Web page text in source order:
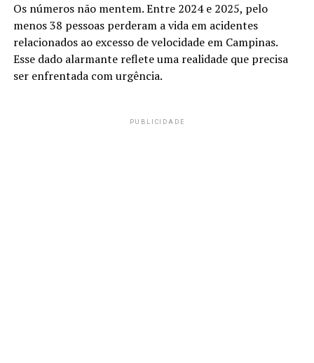
Os números não mentem. Entre 2024 e 2025, pelo
menos 38 pessoas perderam a vida em acidentes
relacionados ao excesso de velocidade em Campinas.
Esse dado alarmante reflete uma realidade que precisa
ser enfrentada com urgência.
PUBLICIDADE